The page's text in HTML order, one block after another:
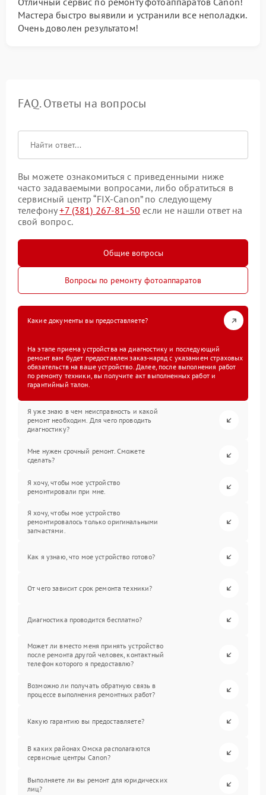
Мастера быстро выявили и устранили все неполадки.
Очень доволен результатом!
FAQ. Ответы на вопросы
Вы можете ознакомиться с приведенными ниже
часто задаваемыми вопросами, либо обратиться в
сервисный центр “FIX-Canon” по следующему
телефону+7 (381) 267-81-50 если не нашли ответ на
свой вопрос.
Общие вопросы
Вопросы по ремонту фотоаппаратов
Какие документы вы предоставляете?
На этапе приема устройства на диагностику и последующий
ремонт вам будет предоставлен заказ-наряд с указанием страховых
обязательств на ваше устройство. Далее, после выполнения работ
по ремонту техники, вы получите акт выполненных работ и
гарантийный талон.
Я уже знаю в чем неисправность и какой
ремонт необходим. Для чего проводить
диагностику?
Мне нужен срочный ремонт. Сможете
сделать?
Я хочу, чтобы мое устройство
ремонтировали при мне.
Я хочу, чтобы мое устройство
ремонтировалось только оригинальными
запчастями.
Как я узнаю, что мое устройство готово?
От чего зависит срок ремонта техники?
Диагностика проводится бесплатно?
Может ли вместо меня принять устройство
после ремонта другой человек, контактный
телефон которого я предоставлю?
Возможно ли получать обратную связь в
процессе выполнения ремонтных работ?
Какую гарантию вы предоставляете?
В каких районах Омска располагаются
сервисные центры Canon?
Выполняете ли вы ремонт для юридических
лиц?